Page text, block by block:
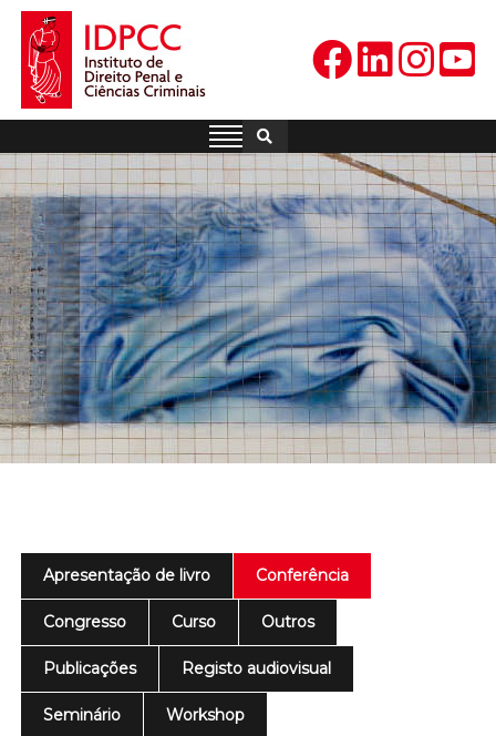
Skip
content
IDPCC
Instituto de Direito Penal e
Apresentação de livro Conferência
Congresso Curso Outros
Publicações Registo audiovisual
Seminário Workshop